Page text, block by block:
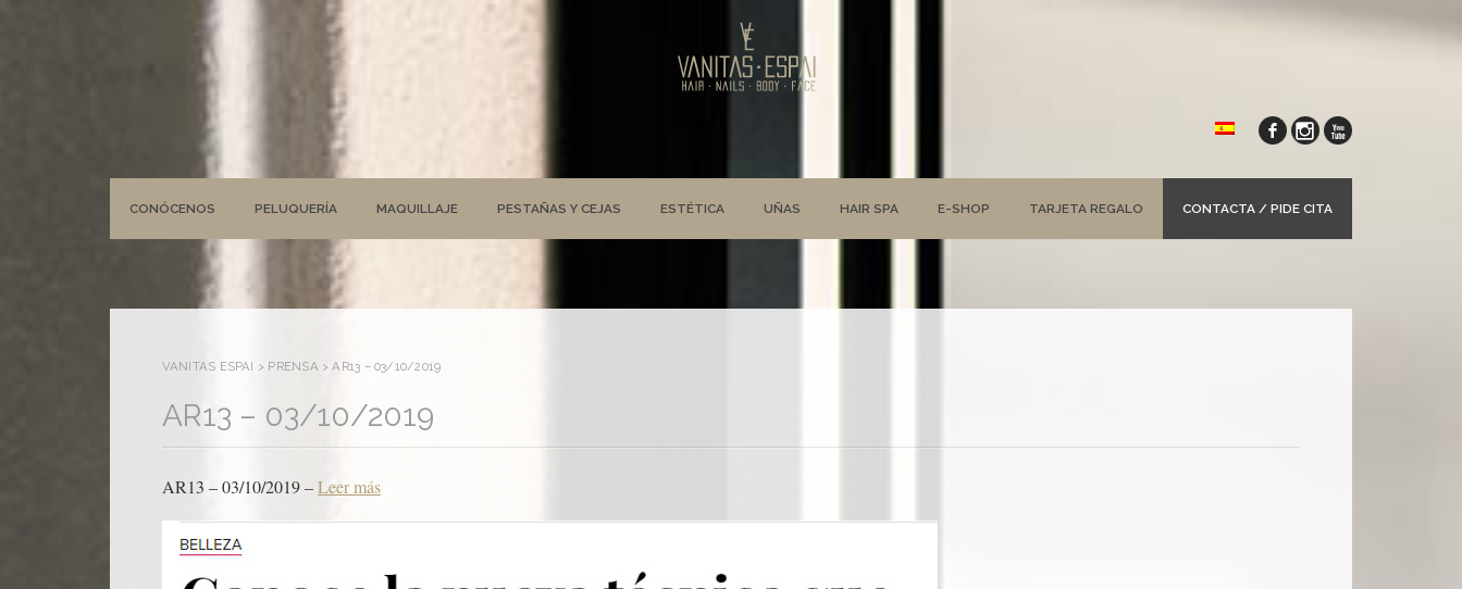
CONÓCENOS PELUQUERÍA MAQUILLAJE PESTAÑAS Y CEJAS ESTÉTICA UÑAS HAIR SPA E-SHOP TARJETA REGALO CONTACTA / PIDE CITA
VANITAS ESPAI > PRENSA > AR13 – 03/10/2019
AR13 – 03/10/2019
AR13 – 03/10/2019 –Leer más